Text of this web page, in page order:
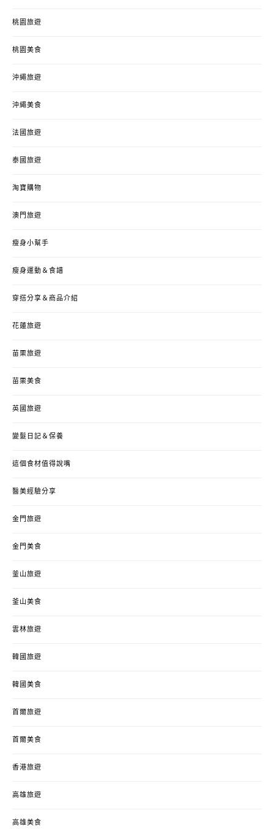
桃園旅遊
桃園美食
沖繩旅遊
沖繩美食
法國旅遊
泰國旅遊
淘寶購物
澳門旅遊
瘦身小幫手
瘦身運動＆食譜
穿搭分享＆商品介紹
花蓮旅遊
苗栗旅遊
苗栗美食
英國旅遊
變髮日記＆保養
這個食材值得說嘴
醫美經驗分享
金門旅遊
金門美食
釜山旅遊
釜山美食
雲林旅遊
韓國旅遊
韓國美食
首爾旅遊
首爾美食
香港旅遊
高雄旅遊
高雄美食